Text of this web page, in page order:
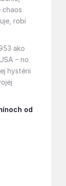
chaos
robí
ako
– no
hystérii
od